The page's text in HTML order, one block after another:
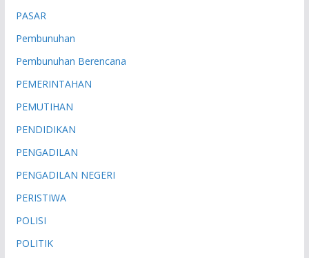
PASAR
Pembunuhan
Pembunuhan Berencana
PEMERINTAHAN
PEMUTIHAN
PENDIDIKAN
PENGADILAN
PENGADILAN NEGERI
PERISTIWA
POLISI
POLITIK